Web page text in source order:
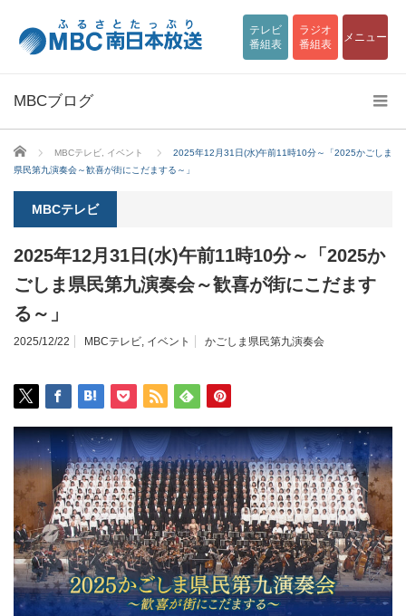
テレビ
番組表
ラジオ
番組表
メニュー
MBCブログ
ホーム MBCテレビ イベント
2025年12月31日(水)午前11時10分～「2025かごしま
県民第九演奏会～歓喜が街にこだまする～」
MBCテレビ
2025年12月31日(水)午前11時10分～「2025か
ごしま県民第九演奏会～歓喜が街にこだます
る～」
2025/12/22 MBCテレビ, イベント かごしま県民第九演奏会